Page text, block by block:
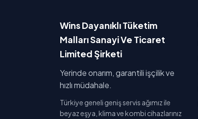
Wins Dayanıklı Tüketim
Malları Sanayi Ve Ticaret
Limited Şirketi
Yerinde onarım, garantili işçilik ve
hızlı müdahale.
Türkiye geneli geniş servis ağımız ile
beyaz eşya, klima ve kombi cihazlarınız